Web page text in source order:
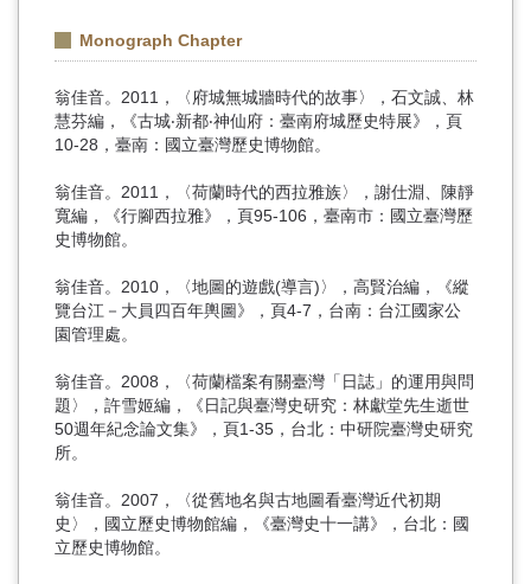
Monograph Chapter
翁佳音。2011，〈府城無城牆時代的故事〉，石文誠、林
慧芬編，《古城‧新都‧神仙府：臺南府城歷史特展》，頁
10-28，臺南：國立臺灣歷史博物館。
翁佳音。2011，〈荷蘭時代的西拉雅族〉，謝仕淵、陳靜
寬編，《行腳西拉雅》，頁95-106，臺南市：國立臺灣歷
史博物館。
翁佳音。2010，〈地圖的遊戲(導言)〉，高賢治編，《縱
覽台江－大員四百年輿圖》，頁4-7，台南：台江國家公
園管理處。
翁佳音。2008，〈荷蘭檔案有關臺灣「日誌」的運用與問
題〉，許雪姬編，《日記與臺灣史研究：林獻堂先生逝世
50週年紀念論文集》，頁1-35，台北：中研院臺灣史研究
所。
翁佳音。2007，〈從舊地名與古地圖看臺灣近代初期
史〉，國立歷史博物館編，《臺灣史十一講》，台北：國
立歷史博物館。